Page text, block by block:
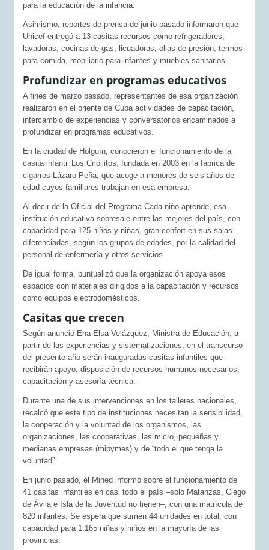
para la educación de la infancia.
Asimismo, reportes de prensa de junio pasado informaron que
Unicef entregó a 13 casitas recursos como refrigeradores,
lavadoras, cocinas de gas, licuadoras, ollas de presión, termos
para comida, mobiliario para infantes y muebles sanitarios.
Profundizar en programas educativos
A fines de marzo pasado, representantes de esa organización
realizaron en el oriente de Cuba actividades de capacitación,
intercambio de experiencias y conversatorios encaminados a
profundizar en programas educativos.
En la ciudad de Holguín, conocieron el funcionamiento de la
casita infantil Los Criollitos, fundada en 2003 en la fábrica de
cigarros Lázaro Peña, que acoge a menores de seis años de
edad cuyos familiares trabajan en esa empresa.
Al decir de la Oficial del Programa Cada niño aprende, esa
institución educativa sobresale entre las mejores del país, con
capacidad para 125 niños y niñas, gran confort en sus salas
diferenciadas, según los grupos de edades, por la calidad del
personal de enfermería y otros servicios.
De igual forma, puntualizó que la organización apoya esos
espacios con materiales dirigidos a la capacitación y recursos
como equipos electrodomésticos.
Casitas que crecen
Según anunció Ena Elsa Velázquez, Ministra de Educación, a
partir de las experiencias y sistematizaciones, en el transcurso
del presente año serán inauguradas casitas infantiles que
recibirán apoyo, disposición de recursos humanos necesarios,
capacitación y asesoría técnica.
Durante una de sus intervenciones en los talleres nacionales,
recalcó que este tipo de instituciones necesitan la sensibilidad,
la cooperación y la voluntad de los organismos, las
organizaciones, las cooperativas, las micro, pequeñas y
medianas empresas (mipymes) y de “todo el que tenga la
voluntad”.
En junio pasado, el Mined informó sobre el funcionamiento de
41 casitas infantiles en casi todo el país –solo Matanzas, Ciego
de Ávila e Isla de la Juventud no tienen–, con una matrícula de
820 infantes. Se espera que sumen 44 unidades en total, con
capacidad para 1.165 niñas y niños en la mayoría de las
provincias.